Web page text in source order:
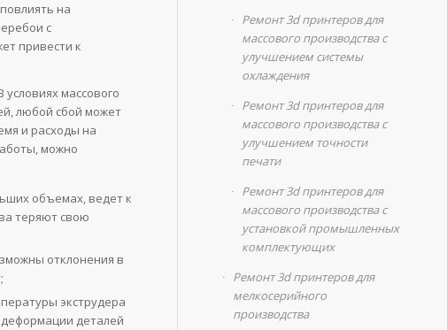
на
с
привести к
массового
любой сбой может
и расходы на
можно
объемах, ведет к
теряют свою
отклонения в
экструдера
деталей
Ремонт 3d принтеров для
массового производства с
улучшением системы
охлаждения
Ремонт 3d принтеров для
массового производства с
улучшением точности
печати
Ремонт 3d принтеров для
массового производства с
установкой промышленных
комплектующих
Ремонт 3d принтеров для
мелкосерийного
производства